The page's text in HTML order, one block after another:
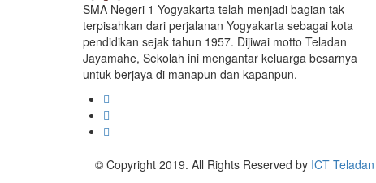
SMA Negeri 1 Yogyakarta telah menjadi bagian tak
terpisahkan dari perjalanan Yogyakarta sebagai kota
pendidikan sejak tahun 1957. Dijiwai motto Teladan
Jayamahe, Sekolah ini mengantar keluarga besarnya
untuk berjaya di manapun dan kapanpun.
© Copyright 2019. All Rights Reserved by ICT Teladan